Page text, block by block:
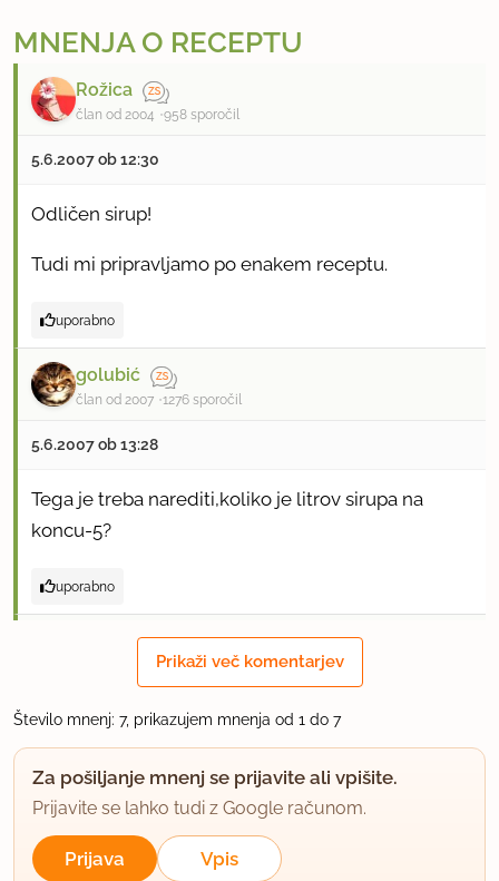
MNENJA O RECEPTU
Rožica
član od 2004 958 sporočil
5.6.2007 ob 12:30
Odličen sirup!
Tudi mi pripravljamo po enakem receptu.
uporabno
golubić
član od 2007 1276 sporočil
5.6.2007 ob 13:28
Tega je treba narediti,koliko je litrov sirupa na
koncu-5?
uporabno
3.14jana
43 sporočil
1.6.2010 ob 20:23
Mmm, sirup je bil včeraj narejen, in to kar v trikratni
količini. Bi bilo še več, če mi ne bi zmanjkalo
vsega.
Prikaži več komentarjev
Število mnenj: 7, prikazujem mnenja od 1 do 7
Za pošiljanje mnenj se prijavite ali vpišite.
Prijavite se lahko tudi z Google računom.
Prijava Vpis